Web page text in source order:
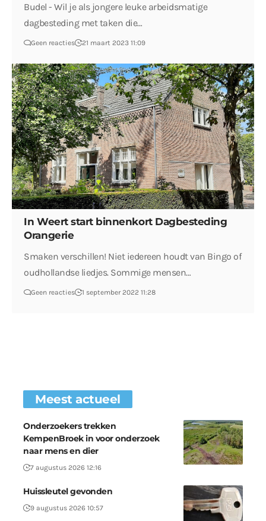
Budel - Wil je als jongere leuke arbeidsmatige
dagbesteding met taken die…
Geen reacties 21 maart 2023 11:09
In Weert start binnenkort Dagbesteding
Orangerie
Smaken verschillen! Niet iedereen houdt van Bingo of
oudhollandse liedjes. Sommige mensen…
Geen reacties 1 september 2022 11:28
Meest actueel
Onderzoekers trekken
KempenBroek in voor onderzoek
naar mens en dier
7 augustus 2026 12:16
Huissleutel gevonden
9 augustus 2026 10:57